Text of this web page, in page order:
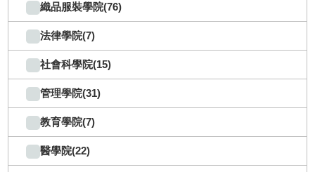
織品服裝學院(76)
法律學院(7)
社會科學院(15)
管理學院(31)
教育學院(7)
醫學院(22)